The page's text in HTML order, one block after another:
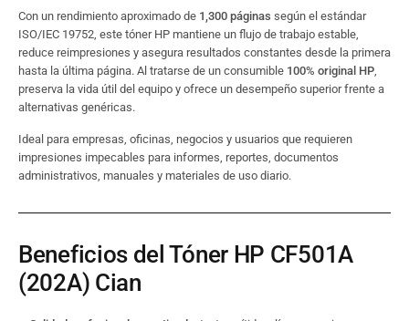
Con un rendimiento aproximado de 1,300 páginas según el estándar
ISO/IEC 19752, este tóner HP mantiene un flujo de trabajo estable,
reduce reimpresiones y asegura resultados constantes desde la primera
hasta la última página. Al tratarse de un consumible 100% original HP,
preserva la vida útil del equipo y ofrece un desempeño superior frente a
alternativas genéricas.
Ideal para empresas, oficinas, negocios y usuarios que requieren
impresiones impecables para informes, reportes, documentos
administrativos, manuales y materiales de uso diario.
Beneficios del Tóner HP CF501A
(202A) Cian